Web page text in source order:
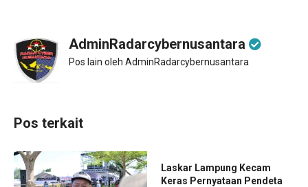
AdminRadarcybernusantara
Pos lain oleh AdminRadarcybernusantara
Pos terkait
Laskar Lampung Kecam
Keras Pernyataan Pendeta